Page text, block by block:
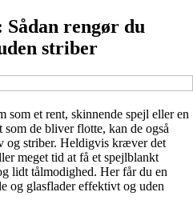
rengør du
striber
som et rent, skinnende spejl eller en
de bliver flotte, kan de også
og striber. Heldigvis kræver det
meget tid at få et spejlblankt
lidt tålmodighed. Her får du en
og glasflader effektivt og uden